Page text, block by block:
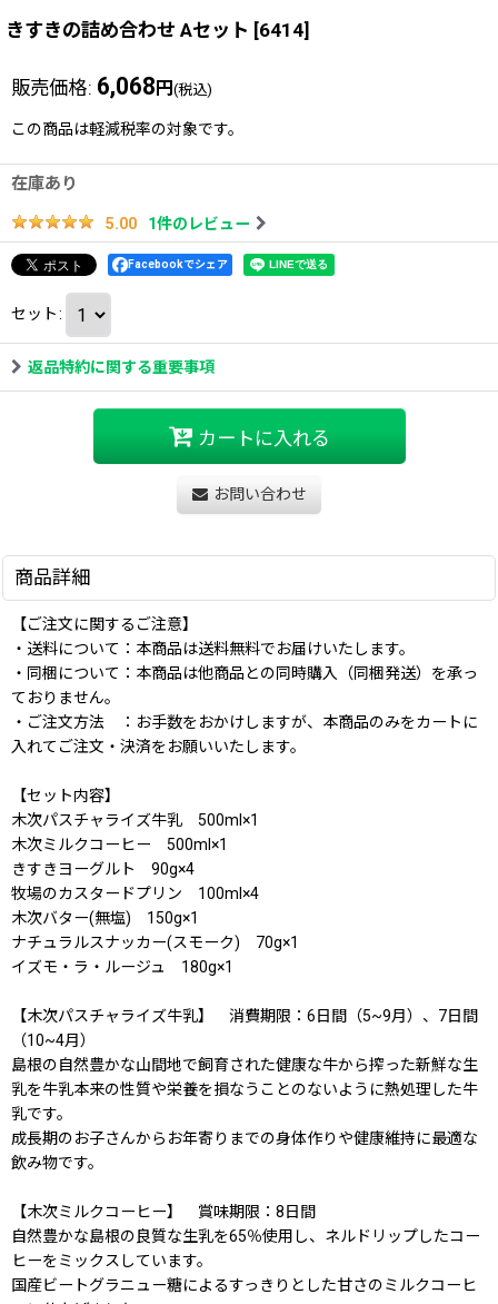
きすきの詰め合わせ Aセット [6414]
販売価格: 6,068 円 (税込)
この商品は軽減税率の対象です。
在庫あり
5.00 1件のレビュー
Facebookでシェア
セット:
返品特約に関する重要事項
カートに入れる
お問い合わせ
商品詳細
【ご注文に関するご注意】
・送料について：本商品は送料無料でお届けいたします。
・同梱について：本商品は他商品との同時購入（同梱発送）を承っ
ておりません。
・ご注文方法 ：お手数をおかけしますが、本商品のみをカートに
入れてご注文・決済をお願いいたします。
【セット内容】
木次パスチャライズ牛乳 500ml×1
木次ミルクコーヒー 500ml×1
きすきヨーグルト 90g×4
牧場のカスタードプリン 100ml×4
木次バター(無塩) 150g×1
ナチュラルスナッカー(スモーク) 70g×1
イズモ・ラ・ルージュ 180g×1
【木次パスチャライズ牛乳】 消費期限：6日間（5~9月）、7日間
（10~4月）
島根の自然豊かな山間地で飼育された健康な牛から搾った新鮮な生
乳を牛乳本来の性質や栄養を損なうことのないように熱処理した牛
乳です。
成長期のお子さんからお年寄りまでの身体作りや健康維持に最適な
飲み物です。
【木次ミルクコーヒー】 賞味期限：8日間
自然豊かな島根の良質な生乳を65％使用し、ネルドリップしたコー
ヒーをミックスしています。
国産ビートグラニュー糖によるすっきりとした甘さのミルクコーヒ